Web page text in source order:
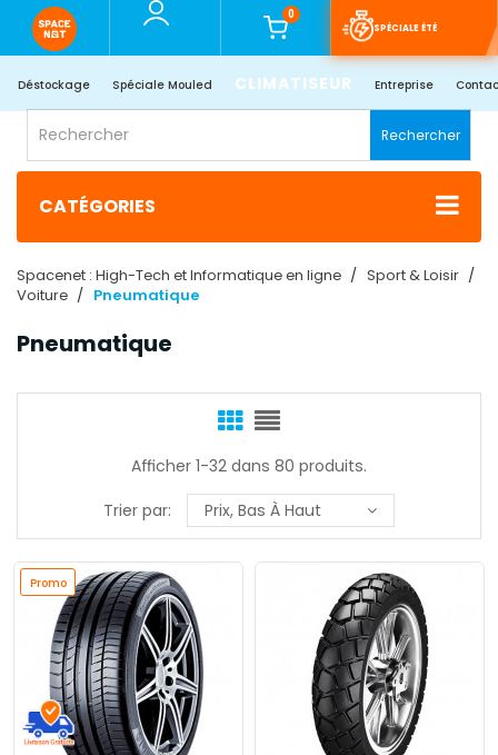
0
SPÉCIALE ÉTÉ
Déstockage Spéciale Mouled CLIMATISEUR Entreprise
Rechercher
CATÉGORIES
Spacenet : High-Tech et Informatique en ligne
Sport & Loisir
Voiture
Pneumatique
Pneumatique
Afficher 1-32 dans 80 produits.
Trier par:
Prix, Bas À Haut
Promo